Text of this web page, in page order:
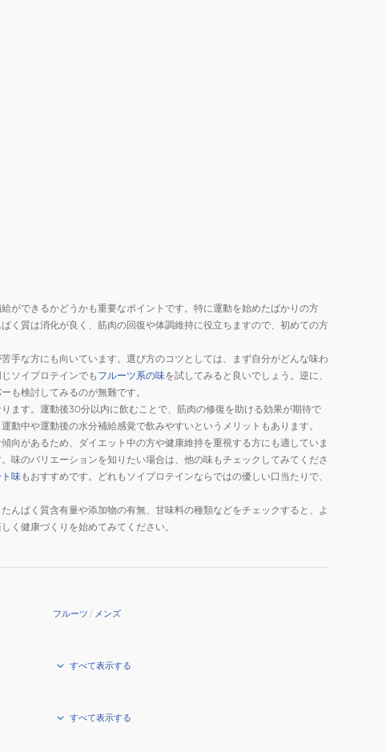
ができるかどうかも重要なポイントです。特に運動を始めたばかりの方
く質は消化が良く、筋肉の回復や体調維持に役立ちますので、初めての方
手な方にも向いています。選び方のコツとしては、まず自分がどんな味わ
ソイプロテインでも フルーツ系の味を試してみると良いでしょう。逆に、
も検討してみるのが無難です。
ます。運動後30分以内に飲むことで、筋肉の修復を助ける効果が期待で
中や運動後の水分補給感覚で飲みやすいというメリットもあります。
向があるため、ダイエット中の方や健康維持を重視する方にも適していま
味のバリエーションを知りたい場合は、他の味もチェックしてみてくださ
味もおすすめです。どれもソイプロテインならではの優しい口当たりで、
んぱく質含有量や添加物の有無、甘味料の種類などをチェックすると、よ
く健康づくりを始めてみてください。
フルーツ / メンズ
すべて表示する
すべて表示する